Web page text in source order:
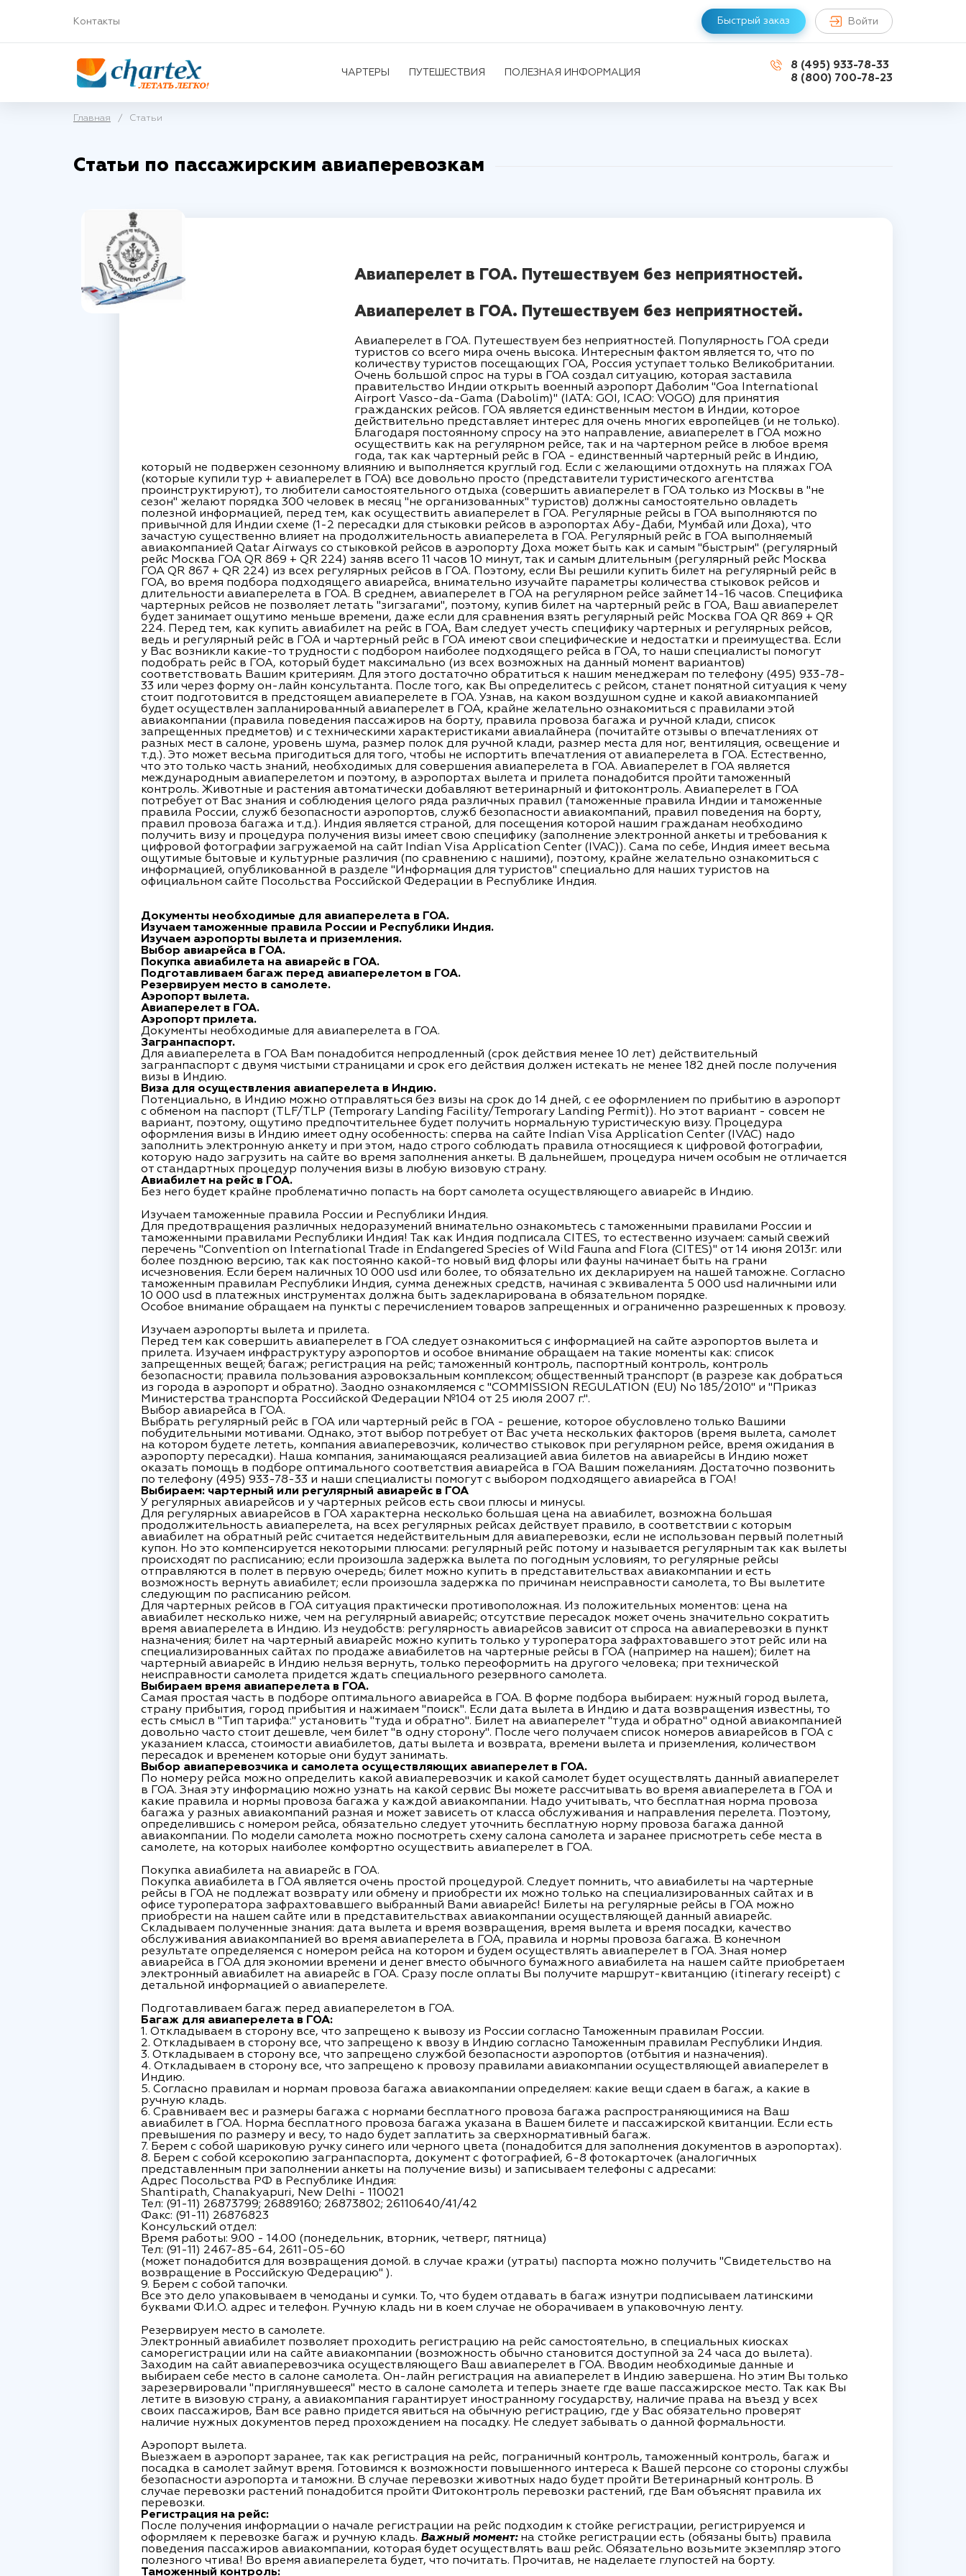
Контакты Быстрый заказ Войти
ЧАРТЕРЫ ПУТЕШЕСТВИЯ ПОЛЕЗНАЯ ИНФОРМАЦИЯ
8 (495) 933-78-33
8 (800) 700-78-23
Главная / Статьи
Статьи по пассажирским авиаперевозкам
Авиаперелет в ГОА. Путешествуем без неприятностей.
Авиаперелет в ГОА. Путешествуем без неприятностей.
Авиаперелет в ГОА. Путешествуем без неприятностей. Популярность ГОА среди
туристов со всего мира очень высока. Интересным фактом является то, что по
количеству туристов посещающих ГОА, Россия уступает только Великобритании.
Очень большой спрос на туры в ГОА создал ситуацию, которая заставила
правительство Индии открыть военный аэропорт Даболим "Goa International
Airport Vasco-da-Gama (Dabolim)" (IATA: GOI, ICAO: VOGO) для принятия
гражданских рейсов. ГОА является единственным местом в Индии, которое
действительно представляет интерес для очень многих европейцев (и не только).
Благодаря постоянному спросу на это направление, авиаперелет в ГОА можно
осуществить как на регулярном рейсе, так и на чартерном рейсе в любое время
года, так как чартерный рейс в ГОА - единственный чартерный рейс в Индию,
который не подвержен сезонному влиянию и выполняется круглый год. Если с желающими отдохнуть на пляжах ГОА
(которые купили тур + авиаперелет в ГОА) все довольно просто (представители туристического агентства
проинструктируют), то любители самостоятельного отдыха (совершить авиаперелет в ГОА только из Москвы в "не
сезон" желают порядка 300 человек в месяц "не организованных" туристов) должны самостоятельно овладеть
полезной информацией, перед тем, как осуществить авиаперелет в ГОА. Регулярные рейсы в ГОА выполняются по
привычной для Индии схеме (1-2 пересадки для стыковки рейсов в аэропортах Абу-Даби, Мумбай или Доха), что
зачастую существенно влияет на продолжительность авиаперелета в ГОА. Регулярный рейс в ГОА выполняемый
авиакомпанией Qatar Airways со стыковкой рейсов в аэропорту Доха может быть как и самым "быстрым" (регулярный
рейс Москва ГОА QR 869 + QR 224) заняв всего 11 часов 10 минут, так и самым длительным (регулярный рейс Москва
ГОА QR 867 + QR 224) из всех регулярных рейсов в ГОА. Поэтому, если Вы решили купить билет на регулярный рейс в
ГОА, во время подбора подходящего авиарейса, внимательно изучайте параметры количества стыковок рейсов и
длительности авиаперелета в ГОА. В среднем, авиаперелет в ГОА на регулярном рейсе займет 14-16 часов. Специфика
чартерных рейсов не позволяет летать "зигзагами", поэтому, купив билет на чартерный рейс в ГОА, Ваш авиаперелет
будет занимает ощутимо меньше времени, даже если для сравнения взять регулярный рейс Москва ГОА QR 869 + QR
224. Перед тем, как купить авиабилет на рейс в ГОА, Вам следует учесть специфику чартерных и регулярных рейсов,
ведь и регулярный рейс в ГОА и чартерный рейс в ГОА имеют свои специфические и недостатки и преимущества. Если
у Вас возникли какие-то трудности с подбором наиболее подходящего рейса в ГОА, то наши специалисты помогут
подобрать рейс в ГОА, который будет максимально (из всех возможных на данный момент вариантов)
соответствовать Вашим критериям. Для этого достаточно обратиться к нашим менеджерам по телефону (495) 933-78-
33 или через форму он-лайн консультанта. После того, как Вы определитесь с рейсом, станет понятной ситуация к чему
стоит подготовится в предстоящем авиаперелете в ГОА. Узнав, на каком воздушном судне и какой авиакомпанией
будет осуществлен запланированный авиаперелет в ГОА, крайне желательно ознакомиться с правилами этой
авиакомпании (правила поведения пассажиров на борту, правила провоза багажа и ручной клади, список
запрещенных предметов) и с техническими характеристиками авиалайнера (почитайте отзывы о впечатлениях от
разных мест в салоне, уровень шума, размер полок для ручной клади, размер места для ног, вентиляция, освещение и
т.д.). Это может весьма пригодиться для того, чтобы не испортить впечатления от авиаперелета в ГОА. Естественно,
что это только часть знаний, необходимых для совершения авиаперелета в ГОА. Авиаперелет в ГОА является
международным авиаперелетом и поэтому, в аэропортах вылета и прилета понадобится пройти таможенный
контроль. Животные и растения автоматически добавляют ветеринарный и фитоконтроль. Авиаперелет в ГОА
потребует от Вас знания и соблюдения целого ряда различных правил (таможенные правила Индии и таможенные
правила России, служб безопасности аэропортов, служб безопасности авиакомпаний, правил поведения на борту,
правил провоза багажа и т.д.). Индия является страной, для посещения которой нашим гражданам необходимо
получить визу и процедура получения визы имеет свою специфику (заполнение электронной анкеты и требования к
цифровой фотографии загружаемой на сайт Indian Visa Application Center (IVAC)). Сама по себе, Индия имеет весьма
ощутимые бытовые и культурные различия (по сравнению с нашими), поэтому, крайне желательно ознакомиться с
информацией, опубликованной в разделе "Информация для туристов" специально для наших туристов на
официальном сайте Посольства Российской Федерации в Республике Индия.
Документы необходимые для авиаперелета в ГОА.
Изучаем таможенные правила России и Республики Индия.
Изучаем аэропорты вылета и приземления.
Выбор авиарейса в ГОА.
Покупка авиабилета на авиарейс в ГОА.
Подготавливаем багаж перед авиаперелетом в ГОА.
Резервируем место в самолете.
Аэропорт вылета.
Авиаперелет в ГОА.
Аэропорт прилета.
Документы необходимые для авиаперелета в ГОА.
Загранпаспорт.
Для авиаперелета в ГОА Вам понадобится непродленный (срок действия менее 10 лет) действительный
загранпаспорт с двумя чистыми страницами и срок его действия должен истекать не менее 182 дней после получения
визы в Индию.
Виза для осуществления авиаперелета в Индию.
Потенциально, в Индию можно отправляться без визы на срок до 14 дней, с ее оформлением по прибытию в аэропорт
с обменом на паспорт (TLF/TLP (Temporary Landing Facility/Temporary Landing Permit)). Но этот вариант - совсем не
вариант, поэтому, ощутимо предпочтительнее будет получить нормальную туристическую визу. Процедура
оформления визы в Индию имеет одну особенность: сперва на сайте Indian Visa Application Center (IVAC) надо
заполнить электронную анкету и при этом, надо строго соблюдать правила относящиеся к цифровой фотографии,
которую надо загрузить на сайте во время заполнения анкеты. В дальнейшем, процедура ничем особым не отличается
от стандартных процедур получения визы в любую визовую страну.
Авиабилет на рейс в ГОА.
Без него будет крайне проблематично попасть на борт самолета осуществляющего авиарейс в Индию.
Изучаем таможенные правила России и Республики Индия.
Для предотвращения различных недоразумений внимательно ознакомьтесь с таможенными правилами России и
таможенными правилами Республики Индия! Так как Индия подписала CITES, то естественно изучаем: самый свежий
перечень "Convention on International Trade in Endangered Species of Wild Fauna and Flora (CITES)" от 14 июня 2013г. или
более позднюю версию, так как постоянно какой-то новый вид флоры или фауны начинает быть на грани
исчезновения. Если берем наличных 10 000 usd или более, то обязательно их декларируем на нашей таможне. Согласно
таможенным правилам Республики Индия, сумма денежных средств, начиная с эквивалента 5 000 usd наличными или
10 000 usd в платежных инструментах должна быть задекларирована в обязательном порядке.
Особое внимание обращаем на пункты с перечислением товаров запрещенных и ограниченно разрешенных к провозу.
Изучаем аэропорты вылета и прилета.
Перед тем как совершить авиаперелет в ГОА следует ознакомиться с информацией на сайте аэропортов вылета и
прилета. Изучаем инфраструктуру аэропортов и особое внимание обращаем на такие моменты как: список
запрещенных вещей; багаж; регистрация на рейс; таможенный контроль, паспортный контроль, контроль
безопасности; правила пользования аэровокзальным комплексом; общественный транспорт (в разрезе как добраться
из города в аэропорт и обратно). Заодно ознакомляемся с "COMMISSION REGULATION (EU) No 185/2010" и "Приказ
Министерства транспорта Российской Федерации №104 от 25 июля 2007 г.".
Выбор авиарейса в ГОА.
Выбрать регулярный рейс в ГОА или чартерный рейс в ГОА - решение, которое обусловлено только Вашими
побудительными мотивами. Однако, этот выбор потребует от Вас учета нескольких факторов (время вылета, самолет
на котором будете лететь, компания авиаперевозчик, количество стыковок при регулярном рейсе, время ожидания в
аэропорту пересадки). Наша компания, занимающаяся реализацией авиа билетов на авиарейсы в Индию может
оказать помощь в подборе оптимального соответствия авиарейса в ГОА Вашим пожеланиям. Достаточно позвонить
по телефону (495) 933-78-33 и наши специалисты помогут с выбором подходящего авиарейса в ГОА!
Выбираем: чартерный или регулярный авиарейс в ГОА
У регулярных авиарейсов и у чартерных рейсов есть свои плюсы и минусы.
Для регулярных авиарейсов в ГОА характерна несколько большая цена на авиабилет, возможна большая
продолжительность авиаперелета, на всех регулярных рейсах действует правило, в соответствии с которым
авиабилет на обратный рейс считается недействительным для авиаперевозки, если не использован первый полетный
купон. Но это компенсируется некоторыми плюсами: регулярный рейс потому и называется регулярным так как вылеты
происходят по расписанию; если произошла задержка вылета по погодным условиям, то регулярные рейсы
отправляются в полет в первую очередь; билет можно купить в представительствах авиакомпании и есть
возможность вернуть авиабилет; если произошла задержка по причинам неисправности самолета, то Вы вылетите
следующим по расписанию рейсом.
Для чартерных рейсов в ГОА ситуация практически противоположная. Из положительных моментов: цена на
авиабилет несколько ниже, чем на регулярный авиарейс; отсутствие пересадок может очень значительно сократить
время авиаперелета в Индию. Из неудобств: регулярность авиарейсов зависит от спроса на авиаперевозки в пункт
назначения; билет на чартерный авиарейс можно купить только у туроператора зафрахтовавшего этот рейс или на
специализированных сайтах по продаже авиабилетов на чартерные рейсы в ГОА (например на нашем); билет на
чартерный авиарейс в Индию нельзя вернуть, только переоформить на другого человека; при технической
неисправности самолета придется ждать специального резервного самолета.
Выбираем время авиаперелета в ГОА.
Самая простая часть в подборе оптимального авиарейса в ГОА. В форме подбора выбираем: нужный город вылета,
страну прибытия, город прибытия и нажимаем "поиск". Если дата вылета в Индию и дата возвращения известны, то
есть смысл в "Тип тарифа:" установить "туда и обратно". Билет на авиаперелет "туда и обратно" одной авиакомпанией
довольно часто стоит дешевле, чем билет "в одну сторону". После чего получаем список номеров авиарейсов в ГОА с
указанием класса, стоимости авиабилетов, даты вылета и возврата, времени вылета и приземления, количеством
пересадок и временем которые они будут занимать.
Выбор авиаперевозчика и самолета осуществляющих авиаперелет в ГОА.
По номеру рейса можно определить какой авиаперевозчик и какой самолет будет осуществлять данный авиаперелет
в ГОА. Зная эту информацию можно узнать на какой сервис Вы можете рассчитывать во время авиаперелета в ГОА и
какие правила и нормы провоза багажа у каждой авиакомпании. Надо учитывать, что бесплатная норма провоза
багажа у разных авиакомпаний разная и может зависеть от класса обслуживания и направления перелета. Поэтому,
определившись с номером рейса, обязательно следует уточнить бесплатную норму провоза багажа данной
авиакомпании. По модели самолета можно посмотреть схему салона самолета и заранее присмотреть себе места в
самолете, на которых наиболее комфортно осуществить авиаперелет в ГОА.
Покупка авиабилета на авиарейс в ГОА.
Покупка авиабилета в ГОА является очень простой процедурой. Следует помнить, что авиабилеты на чартерные
рейсы в ГОА не подлежат возврату или обмену и приобрести их можно только на специализированных сайтах и в
офисе туроператора зафрахтовавшего выбранный Вами авиарейс! Билеты на регулярные рейсы в ГОА можно
приобрести на нашем сайте или в представительствах авиакомпании осуществляющей данный авиарейс.
Складываем полученные знания: дата вылета и время возвращения, время вылета и время посадки, качество
обслуживания авиакомпанией во время авиаперелета в ГОА, правила и нормы провоза багажа. В конечном
результате определяемся с номером рейса на котором и будем осуществлять авиаперелет в ГОА. Зная номер
авиарейса в ГОА для экономии времени и денег вместо обычного бумажного авиабилета на нашем сайте приобретаем
электронный авиабилет на авиарейс в ГОА. Сразу после оплаты Вы получите маршрут-квитанцию (itinerary receipt) с
детальной информацией о авиаперелете.
Подготавливаем багаж перед авиаперелетом в ГОА.
Багаж для авиаперелета в ГОА:
1. Откладываем в сторону все, что запрещено к вывозу из России согласно Таможенным правилам России.
2. Откладываем в сторону все, что запрещено к ввозу в Индию согласно Таможенным правилам Республики Индия.
3. Откладываем в сторону все, что запрещено службой безопасности аэропортов (отбытия и назначения).
4. Откладываем в сторону все, что запрещено к провозу правилами авиакомпании осуществляющей авиаперелет в
Индию.
5. Согласно правилам и нормам провоза багажа авиакомпании определяем: какие вещи сдаем в багаж, а какие в
ручную кладь.
6. Сравниваем вес и размеры багажа с нормами бесплатного провоза багажа распространяющимися на Ваш
авиабилет в ГОА. Норма бесплатного провоза багажа указана в Вашем билете и пассажирской квитанции. Если есть
превышения по размеру и весу, то надо будет заплатить за сверхнормативный багаж.
7. Берем с собой шариковую ручку синего или черного цвета (понадобится для заполнения документов в аэропортах).
8. Берем с собой ксерокопию загранпаспорта, документ с фотографией, 6-8 фотокарточек (аналогичных
представленным при заполнении анкеты на получение визы) и записываем телефоны с адресами:
Адрес Посольства РФ в Республике Индия:
Shantipath, Chanakyapuri, New Delhi - 110021
Тел: (91-11) 26873799; 26889160; 26873802; 26110640/41/42
Факс: (91-11) 26876823
Консульский отдел:
Время работы: 9.00 - 14.00 (понедельник, вторник, четверг, пятница)
Тел: (91-11) 2467-85-64, 2611-05-60
(может понадобится для возвращения домой. в случае кражи (утраты) паспорта можно получить "Свидетельство на
возвращение в Российскую Федерацию" ).
9. Берем с собой тапочки.
Все это дело упаковываем в чемоданы и сумки. То, что будем отдавать в багаж изнутри подписываем латинскими
буквами Ф.И.О. адрес и телефон. Ручную кладь ни в коем случае не оборачиваем в упаковочную ленту.
Резервируем место в самолете.
Электронный авиабилет позволяет проходить регистрацию на рейс самостоятельно, в специальных киосках
саморегистрации или на сайте авиакомпании (возможность обычно становится доступной за 24 часа до вылета).
Заходим на сайт авиаперевозчика осуществляющего Ваш авиаперелет в ГОА. Вводим необходимые данные и
выбираем себе место в салоне самолета. Он-лайн регистрация на авиаперелет в Индию завершена. Но этим Вы только
зарезервировали "приглянувшееся" место в салоне самолета и теперь знаете где ваше пассажирское место. Так как Вы
летите в визовую страну, а авиакомпания гарантирует иностранному государству, наличие права на въезд у всех
своих пaссaжиров, Вам все равно придется явиться на обычную регистрацию, где у Вас обязательно проверят
наличие нужных документов перед прохождением на посадку. Не следует забывать о данной формальности.
Аэропорт вылета.
Выезжаем в аэропорт заранее, так как регистрация на рейс, пограничный контроль, таможенный контроль, багаж и
посадка в самолет займут время. Готовимся к возможности повышенного интереса к Вашей персоне со стороны службы
безопасности аэропорта и таможни. В случае перевозки животных надо будет пройти Ветеринарный контроль. В
случае перевозки растений понадобится пройти Фитоконтроль перевозки растений, где Вам объяснят правила их
перевозки.
Регистрация на рейс:
После получения информации о начале регистрации на рейс подходим к стойке регистрации, регистрируемся и
оформляем к перевозке багаж и ручную кладь. Важный момент:на стойке регистрации есть (обязаны быть) правила
поведения пассажиров авиакомпании, которая будет осуществлять ваш рейс. Обязательно возьмите экземпляр этого
полезного чтива! Во время авиаперелета будет, что почитать. Прочитав, не наделаете глупостей на борту.
Таможенный контроль: